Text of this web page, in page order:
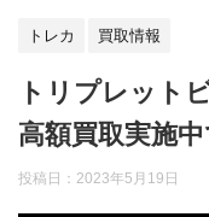
トレカ 買取情報
トリプレット
高額買取実施
投稿日： 2023年5月19日